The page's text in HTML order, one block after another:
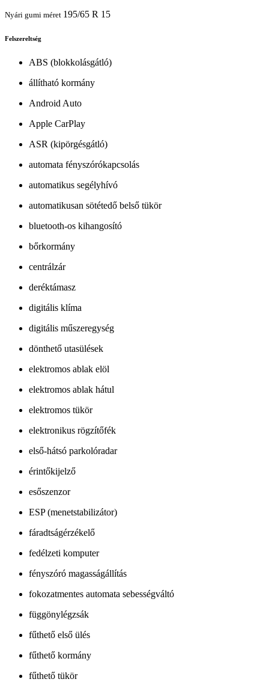
Nyári gumi méret 195/65 R 15
Felszereltség
ABS (blokkolásgátló)
állítható kormány
Android Auto
Apple CarPlay
ASR (kipörgésgátló)
automata fényszórókapcsolás
automatikus segélyhívó
automatikusan sötétedő belső tükör
bluetooth-os kihangosító
bőrkormány
centrálzár
deréktámasz
digitális klíma
digitális műszeregység
dönthető utasülések
elektromos ablak elöl
elektromos ablak hátul
elektromos tükör
elektronikus rögzítőfék
első-hátsó parkolóradar
érintőkijelző
esőszenzor
ESP (menetstabilizátor)
fáradtságérzékelő
fedélzeti komputer
fényszóró magasságállítás
fokozatmentes automata sebességváltó
függönylégzsák
fűthető első ülés
fűthető kormány
fűthető tükör